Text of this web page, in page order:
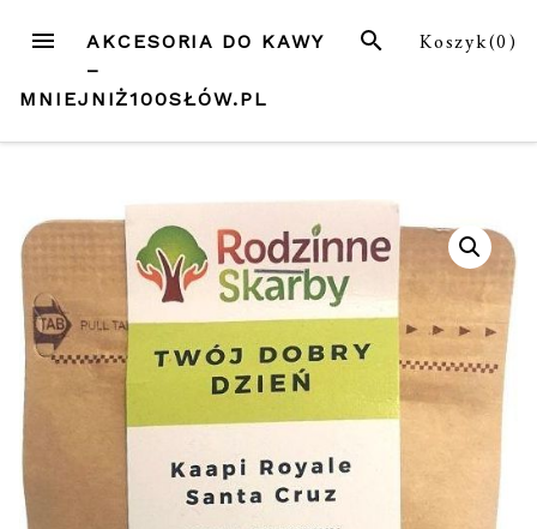
treści
MENU Koszyk(0)
SZUKAJ
AKCESORIA DO KAWY
–
MNIEJNIŻ100SŁÓW.PL